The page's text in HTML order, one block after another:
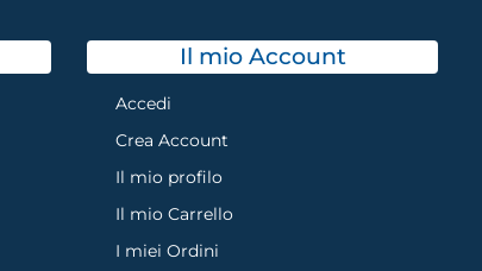
Il mio Account
Accedi
Crea Account
Il mio profilo
Il mio Carrello
I miei Ordini